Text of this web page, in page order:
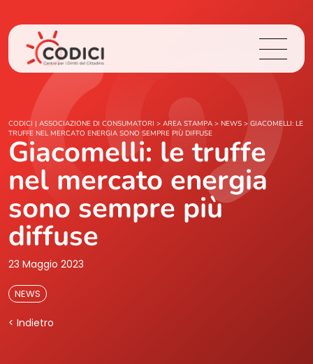
Chi Siamo
Cosa Facciamo
Area Stampa
CODICI | ASSOCIAZIONE DI CONSUMATORI > AREA STAMPA > NEWS > GIACOMELLI: LE
TRUFFE NEL MERCATO ENERGIA SONO SEMPRE PIÙ DIFFUSE
Giacomelli: le truffe
nel mercato energia
sono sempre più
diffuse
23 Maggio 2023
NEWS
< Indietro